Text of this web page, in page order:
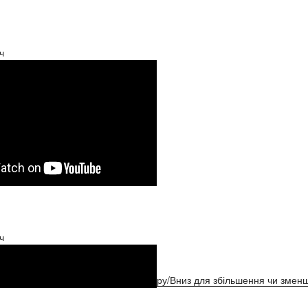
клавіші зі стрілками Вгору/Вниз для збільшення чи